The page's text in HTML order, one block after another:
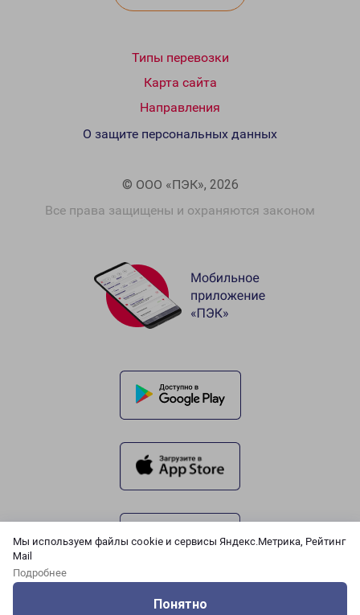
Мы используем файлы cookie и сервисы Яндекс.Метрика, Рейтинг
Mail
Подробнее
Понятно
Типы перевозки
Карта сайта
Направления
© ООО «ПЭК», 2026
Все права защищены и охраняются законом
О защите персональных данных